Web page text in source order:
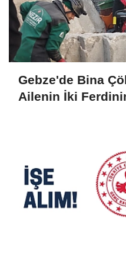
Gebze'de Bina
Ailenin İki